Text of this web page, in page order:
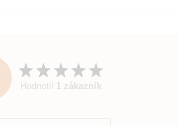
Hodnotil 1 zákazník